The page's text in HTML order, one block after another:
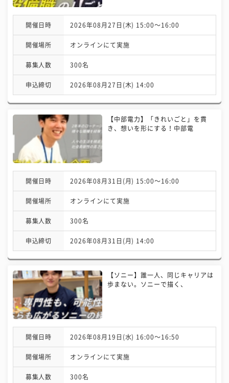
開催日時 2026年08月27日(木) 15:00〜16:00
開催場所 オンラインにて実施
募集人数 300名
申込締切 2026年08月27日(木) 14:00
【中部電力】「きれいごと」を貫
き、想いを形にする！中部電
開催日時 2026年08月31日(月) 15:00〜16:00
開催場所 オンラインにて実施
募集人数 300名
申込締切 2026年08月31日(月) 14:00
【ソニー】誰一人、同じキャリアは
歩まない。ソニーで描く、
開催日時 2026年08月19日(水) 16:00〜16:50
開催場所 オンラインにて実施
募集人数 300名